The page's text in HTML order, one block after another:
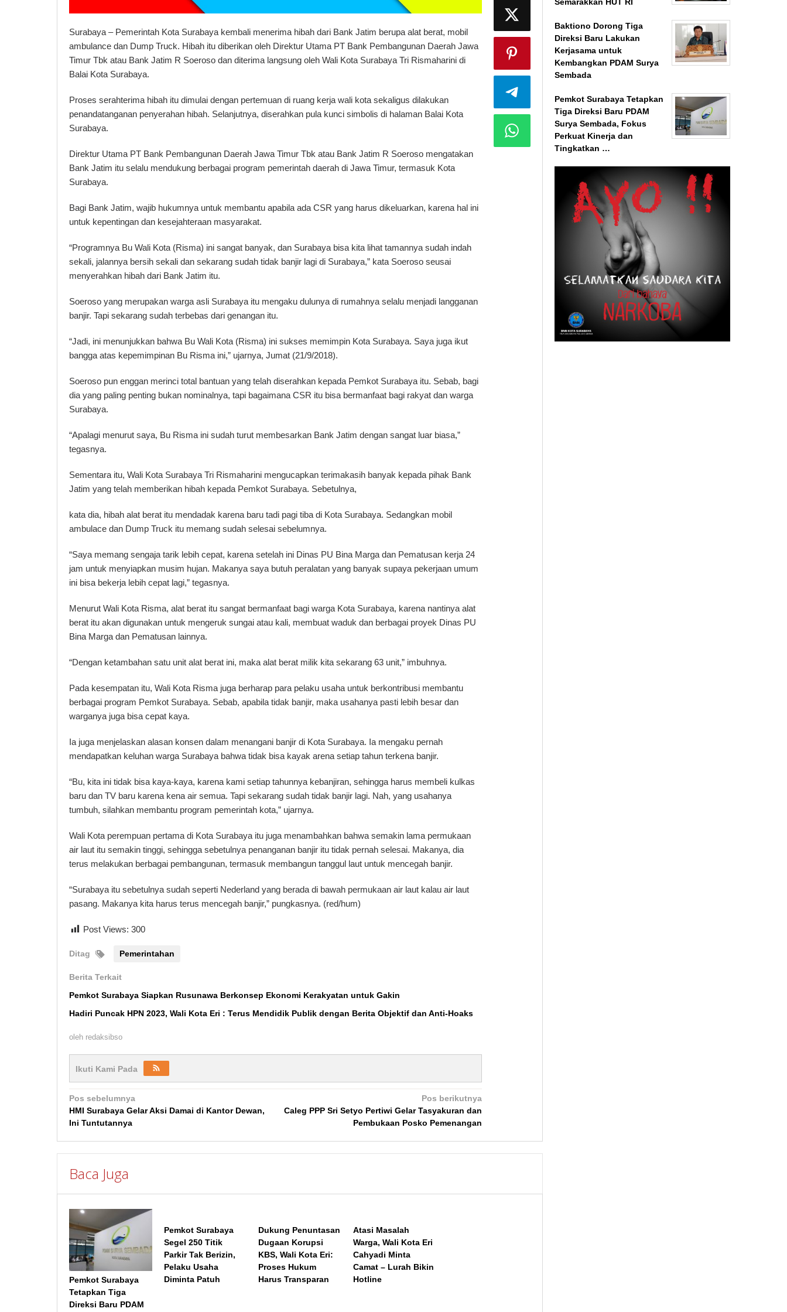
Surabaya – Pemerintah Kota Surabaya kembali menerima hibah dari Bank Jatim berupa alat berat, mobil
ambulance dan Dump Truck. Hibah itu diberikan oleh Direktur Utama PT Bank Pembangunan Daerah Jawa
Timur Tbk atau Bank Jatim R Soeroso dan diterima langsung oleh Wali Kota Surabaya Tri Rismaharini di
Balai Kota Surabaya.
Proses serahterima hibah itu dimulai dengan pertemuan di ruang kerja wali kota sekaligus dilakukan
penandatanganan penyerahan hibah. Selanjutnya, diserahkan pula kunci simbolis di halaman Balai Kota
Surabaya.
Direktur Utama PT Bank Pembangunan Daerah Jawa Timur Tbk atau Bank Jatim R Soeroso mengatakan
Bank Jatim itu selalu mendukung berbagai program pemerintah daerah di Jawa Timur, termasuk Kota
Surabaya.
Bagi Bank Jatim, wajib hukumnya untuk membantu apabila ada CSR yang harus dikeluarkan, karena hal ini
untuk kepentingan dan kesejahteraan masyarakat.
“Programnya Bu Wali Kota (Risma) ini sangat banyak, dan Surabaya bisa kita lihat tamannya sudah indah
sekali, jalannya bersih sekali dan sekarang sudah tidak banjir lagi di Surabaya,” kata Soeroso seusai
menyerahkan hibah dari Bank Jatim itu.
Soeroso yang merupakan warga asli Surabaya itu mengaku dulunya di rumahnya selalu menjadi langganan
banjir. Tapi sekarang sudah terbebas dari genangan itu.
“Jadi, ini menunjukkan bahwa Bu Wali Kota (Risma) ini sukses memimpin Kota Surabaya. Saya juga ikut
bangga atas kepemimpinan Bu Risma ini,” ujarnya, Jumat (21/9/2018).
Soeroso pun enggan merinci total bantuan yang telah diserahkan kepada Pemkot Surabaya itu. Sebab, bagi
dia yang paling penting bukan nominalnya, tapi bagaimana CSR itu bisa bermanfaat bagi rakyat dan warga
Surabaya.
“Apalagi menurut saya, Bu Risma ini sudah turut membesarkan Bank Jatim dengan sangat luar biasa,”
tegasnya.
Sementara itu, Wali Kota Surabaya Tri Rismaharini mengucapkan terimakasih banyak kepada pihak Bank
Jatim yang telah memberikan hibah kepada Pemkot Surabaya. Sebetulnya,
kata dia, hibah alat berat itu mendadak karena baru tadi pagi tiba di Kota Surabaya. Sedangkan mobil
ambulace dan Dump Truck itu memang sudah selesai sebelumnya.
“Saya memang sengaja tarik lebih cepat, karena setelah ini Dinas PU Bina Marga dan Pematusan kerja 24
jam untuk menyiapkan musim hujan. Makanya saya butuh peralatan yang banyak supaya pekerjaan umum
ini bisa bekerja lebih cepat lagi,” tegasnya.
Menurut Wali Kota Risma, alat berat itu sangat bermanfaat bagi warga Kota Surabaya, karena nantinya alat
berat itu akan digunakan untuk mengeruk sungai atau kali, membuat waduk dan berbagai proyek Dinas PU
Bina Marga dan Pematusan lainnya.
“Dengan ketambahan satu unit alat berat ini, maka alat berat milik kita sekarang 63 unit,” imbuhnya.
Pada kesempatan itu, Wali Kota Risma juga berharap para pelaku usaha untuk berkontribusi membantu
berbagai program Pemkot Surabaya. Sebab, apabila tidak banjir, maka usahanya pasti lebih besar dan
warganya juga bisa cepat kaya.
Ia juga menjelaskan alasan konsen dalam menangani banjir di Kota Surabaya. Ia mengaku pernah
mendapatkan keluhan warga Surabaya bahwa tidak bisa kayak arena setiap tahun terkena banjir.
“Bu, kita ini tidak bisa kaya-kaya, karena kami setiap tahunnya kebanjiran, sehingga harus membeli kulkas
baru dan TV baru karena kena air semua. Tapi sekarang sudah tidak banjir lagi. Nah, yang usahanya
tumbuh, silahkan membantu program pemerintah kota,” ujarnya.
Wali Kota perempuan pertama di Kota Surabaya itu juga menambahkan bahwa semakin lama permukaan
air laut itu semakin tinggi, sehingga sebetulnya penanganan banjir itu tidak pernah selesai. Makanya, dia
terus melakukan berbagai pembangunan, termasuk membangun tanggul laut untuk mencegah banjir.
“Surabaya itu sebetulnya sudah seperti Nederland yang berada di bawah permukaan air laut kalau air laut
pasang. Makanya kita harus terus mencegah banjir,” pungkasnya. (red/hum)
Post Views: 300
Ditag Pemerintahan
Berita Terkait
Pemkot Surabaya Siapkan Rusunawa Berkonsep Ekonomi Kerakyatan untuk Gakin
Hadiri Puncak HPN 2023, Wali Kota Eri : Terus Mendidik Publik dengan Berita Objektif dan Anti-Hoaks
oleh redaksibso
Ikuti Kami Pada
Navigasi
pos
Pos sebelumnya
HMI Surabaya Gelar Aksi Damai di Kantor Dewan,
Ini Tuntutannya
Pos berikutnya
Caleg PPP Sri Setyo Pertiwi Gelar Tasyakuran dan
Pembukaan Posko Pemenangan
Baca Juga
Pemkot Surabaya
Tetapkan Tiga
Direksi Baru PDAM
Pemkot Surabaya
Segel 250 Titik
Parkir Tak Berizin,
Pelaku Usaha
Diminta Patuh
Dukung Penuntasan
Dugaan Korupsi
KBS, Wali Kota Eri:
Proses Hukum
Harus Transparan
Atasi Masalah
Warga, Wali Kota Eri
Cahyadi Minta
Camat – Lurah Bikin
Hotline
Baktiono Dorong Tiga
Direksi Baru Lakukan
Kerjasama untuk
Kembangkan PDAM Surya
Sembada
Pemkot Surabaya Tetapkan
Tiga Direksi Baru PDAM
Surya Sembada, Fokus
Perkuat Kinerja dan
Tingkatkan …